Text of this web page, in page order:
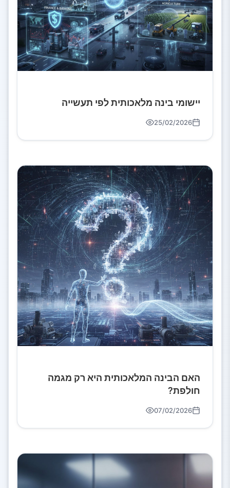
יישומי בינה מלאכותית לפי תעשייה
25/02/2026
האם הבינה המלאכותית היא רק מגמה
חולפת?
07/02/2026